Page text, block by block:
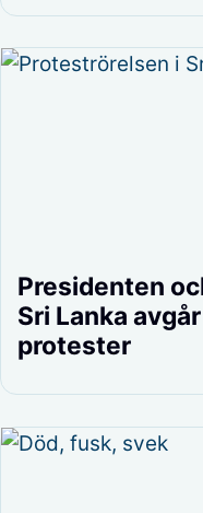
Presidenten
Sri Lanka
protester